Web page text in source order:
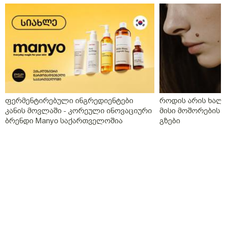
ფერმენტირებული ინგრედიენტები
კანის მოვლაში - კორეული ინოვაციური
ბრენდი Manyo საქართველოშია
როდის არის
მისი მოშორების
გზები